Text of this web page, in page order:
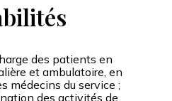
des patients en
et ambulatoire, en
médecins du service ;
des activités de